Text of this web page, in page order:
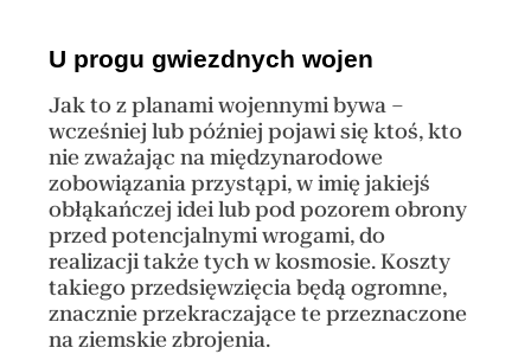
U progu gwiezdnych wojen
Jak to z planami wojennymi bywa –
wcześniej lub później pojawi się ktoś, kto
nie zważając na międzynarodowe
zobowiązania przystąpi, w imię jakiejś
obłąkańczej idei lub pod pozorem obrony
przed potencjalnymi wrogami, do
realizacji także tych w kosmosie. Koszty
takiego przedsięwzięcia będą ogromne,
znacznie przekraczające te przeznaczone
na ziemskie zbrojenia.